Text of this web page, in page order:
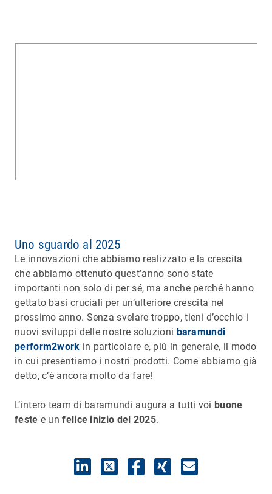
Uno sguardo al 2025
Le innovazioni che abbiamo realizzato e la crescita
che abbiamo ottenuto quest’anno sono state
importanti non solo di per sé, ma anche perché hanno
gettato basi cruciali per un’ulteriore crescita nel
prossimo anno. Senza svelare troppo, tieni d’occhio i
nuovi sviluppi delle nostre soluzioni baramundi
perform2work in particolare e, più in generale, il modo
in cui presentiamo i nostri prodotti. Come abbiamo già
detto, c’è ancora molto da fare!
L’intero team di baramundi augura a tutti voi buone
feste e unfelice inizio del 2025.